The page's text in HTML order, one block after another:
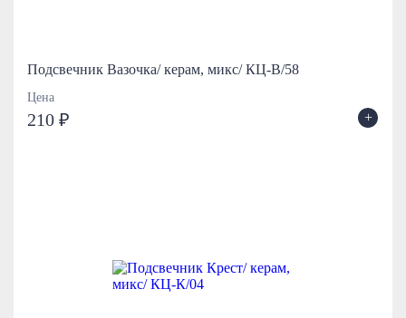
Подсвечник Вазочка/ керам, микс/ КЦ-В/58
Цена
210 ₽ +